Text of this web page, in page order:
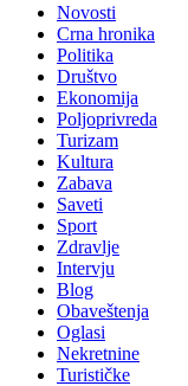
Novosti
Crna hronika
Politika
Društvo
Ekonomija
Poljoprivreda
Turizam
Kultura
Zabava
Saveti
Sport
Zdravlje
Intervju
Blog
Obaveštenja
Oglasi
Nekretnine
Turističke